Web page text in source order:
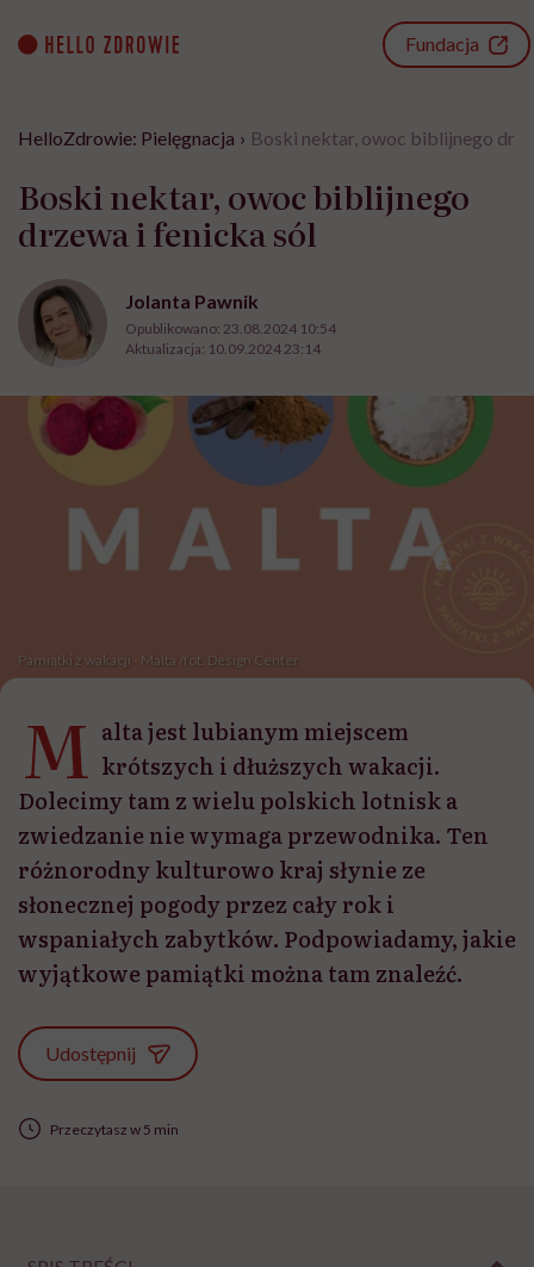
content
Fundacja
HelloZdrowie: Pielęgnacja › Boski nektar, owoc biblijnego
Boski nektar, owoc biblijnego
drzewa i fenicka sól
Jolanta Pawnik
Opublikowano: 23.08.2024 10:54
Aktualizacja: 10.09.2024 23:14
Pamiątki z wakacji - Malta /fot. Design Center
M alta jest lubianym miejscem
krótszych i dłuższych wakacji.
Dolecimy tam z wielu polskich lotnisk a
zwiedzanie nie wymaga przewodnika. Ten
różnorodny kulturowo kraj słynie ze
słonecznej pogody przez cały rok i
wspaniałych zabytków. Podpowiadamy, jakie
wyjątkowe pamiątki można tam znaleźć.
Udostępnij
Przeczytasz w 5 min